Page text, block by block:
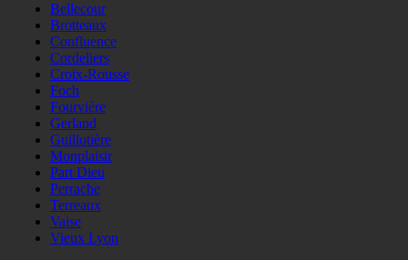
Bellecour
Brotteaux
Confluence
Cordeliers
Croix-Rousse
Foch
Fourvière
Gerland
Guillotière
Monplaisir
Part Dieu
Perrache
Terreaux
Vaise
Vieux Lyon